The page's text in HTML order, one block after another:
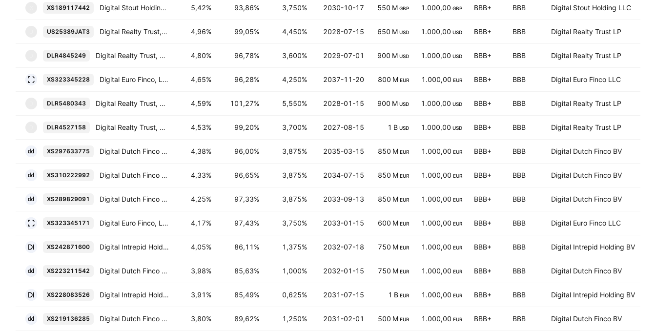
XS189117442 Digital Stout Holding, LLC 3.75% 17-OCT-2030 5,42% 93,86% 3,750% 2030-10-17 550 M GBP 1.000,00 GBP BBB+ BBB Digital Stout Holding LLC
US25389JAT3 Digital Realty Trust, L.P. 4.45% 15-JUL-2028 4,96% 99,05% 4,450% 2028-07-15 650 M USD 1.000,00 USD BBB+ BBB Digital Realty Trust LP
DLR4845249 Digital Realty Trust, L.P. 3.6% 01-JUL-2029 4,80% 96,78% 3,600% 2029-07-01 900 M USD 1.000,00 USD BBB+ BBB Digital Realty Trust LP
XS323345228 Digital Euro Finco, LLC 4.25% 20-NOV-2037 4,65% 96,28% 4,250% 2037-11-20 800 M EUR 1.000,00 EUR BBB+ BBB Digital Euro Finco LLC
DLR5480343 Digital Realty Trust, L.P. 5.55% 15-JAN-2028 4,59% 101,27% 5,550% 2028-01-15 900 M USD 1.000,00 USD BBB+ BBB Digital Realty Trust LP
DLR4527158 Digital Realty Trust, L.P. 3.7% 15-AUG-2027 4,53% 99,20% 3,700% 2027-08-15 1 B USD 1.000,00 USD BBB+ BBB Digital Realty Trust LP
XS297633775 Digital Dutch Finco BV 3.875% 15-MAR-2035 4,38% 96,00% 3,875% 2035-03-15 850 M EUR 1.000,00 EUR BBB+ BBB Digital Dutch Finco BV
XS310222992 Digital Dutch Finco BV 3.875% 15-JUL-2034 4,33% 96,65% 3,875% 2034-07-15 850 M EUR 1.000,00 EUR BBB+ BBB Digital Dutch Finco BV
XS289829091 Digital Dutch Finco BV 3.875% 13-SEP-2033 4,25% 97,33% 3,875% 2033-09-13 850 M EUR 1.000,00 EUR BBB+ BBB Digital Dutch Finco BV
XS323345171 Digital Euro Finco, LLC 3.75% 15-JAN-2033 4,17% 97,43% 3,750% 2033-01-15 600 M EUR 1.000,00 EUR BBB+ BBB Digital Euro Finco LLC
XS242871600 Digital Intrepid Holding BV 1.375% 18-JUL-2032 4,05% 86,11% 1,375% 2032-07-18 750 M EUR 1.000,00 EUR BBB+ BBB Digital Intrepid Holding BV
XS223211542 Digital Dutch Finco BV 1.0% 15-JAN-2032 3,98% 85,63% 1,000% 2032-01-15 750 M EUR 1.000,00 EUR BBB+ BBB Digital Dutch Finco BV
XS228083526 Digital Intrepid Holding BV 0.625% 15-JUL-2031 3,91% 85,49% 0,625% 2031-07-15 1 B EUR 1.000,00 EUR BBB+ BBB Digital Intrepid Holding BV
XS219136285 Digital Dutch Finco BV 1.25% 01-FEB-2031 3,80% 89,62% 1,250% 2031-02-01 500 M EUR 1.000,00 EUR BBB+ BBB Digital Dutch Finco BV